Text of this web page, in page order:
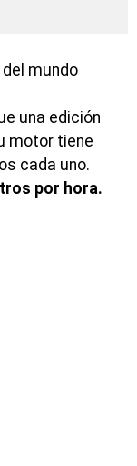
una edición
motor tiene
cada uno.
por hora.